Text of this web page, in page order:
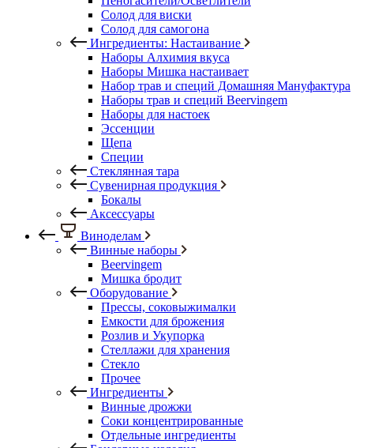
Солод для виски
Солод для самогона
Ингредиенты: Настаивание
Наборы Алхимия вкуса
Наборы Мишка настаивает
Набор трав и специй Домашняя Мануфактура
Наборы трав и специй Beervingem
Наборы для настоек
Эссенции
Щепа
Специи
Стеклянная тара
Сувенирная продукция
Бокалы
Аксессуары
Виноделам
Винные наборы
Beervingem
Мишка бродит
Оборудование
Прессы, соковыжималки
Емкости для брожения
Розлив и Укупорка
Стеллажи для хранения
Стекло
Прочее
Ингредиенты
Винные дрожжи
Соки концентрированные
Отдельные ингредиенты